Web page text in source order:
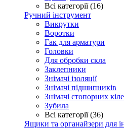
Всі категорії (16)
Ручний інструмент
Викрутки
Воротки
Гак для арматури
Головки
Для обробки скла
Заклепники
Знімачі ізоляції
Знімачі підшипників
Знімачі стопорних
Зубила
Всі категорії (36)
Ящики та органайзери для